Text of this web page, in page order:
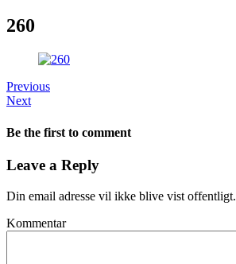
260
Previous
Next
Be the first to comment
Leave a Reply
Din email adresse vil ikke blive vist offentligt.
Kommentar